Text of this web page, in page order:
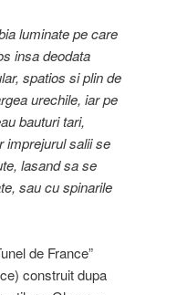
luminate pe care
insa deodata
spatios si plin de
urechile, iar pe
bauturi tari,
imprejurul salii se
lasand sa se
sau cu spinarile
de France”
construit dupa